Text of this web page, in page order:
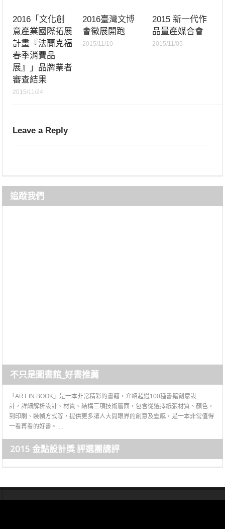
2016「文化創
意產業國際拓展
計畫『法蘭克福
春季消費品
展』」品牌業者
審查結果
2015/11/24
2016臺灣文博
會徵展開跑
2015/11/10
2015 新一代作
品量產媒合會
2015/11/05
Leave a Reply
追蹤我們
不只是圖書館_好書推薦
「ART IN BOOK」是一本非常精彩的書籍，介紹超過100種書籍創意設
計，詳細解析設計、材質、結構三項技術層面，包含從選擇紙張材質、顏色，
到印刷、裝幀方式等，提供更多讓人大開眼界的創意及靈感，是一本非常值得
一看再看的好書。....
2015 金點設計獎 評選團講評